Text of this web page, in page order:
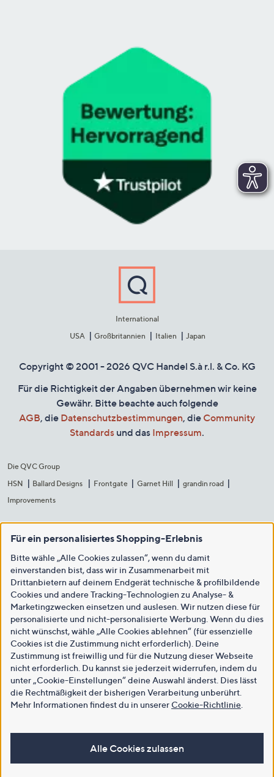
International
USA
Großbritannien Italien Japan
Copyright © 2001 - 2026 QVC Handel S.à r.l. & Co. KG
Für die Richtigkeit der Angaben übernehmen wir keine
Gewähr. Bitte beachte auch folgende
AGB, die Datenschutzbestimmungen, die Community
Standards und das Impressum.
Die QVC Group
HSN
Ballard Designs Frontgate Garnet Hill
grandin road
Improvements
Für ein personalisiertes Shopping-Erlebnis
Bitte wähle „Alle Cookies zulassen“, wenn du damit
einverstanden bist, dass wir in Zusammenarbeit mit
Drittanbietern auf deinem Endgerät technische & profilbildende
Cookies und andere Tracking-Technologien zu Analyse- &
Marketingzwecken einsetzen und auslesen. Wir nutzen diese für
personalisierte und nicht-personalisierte Werbung. Wenn du dies
nicht wünschst, wähle „Alle Cookies ablehnen“ (für essenzielle
Cookies ist die Zustimmung nicht erforderlich). Deine
Zustimmung ist freiwillig und für die Nutzung dieser Webseite
nicht erforderlich. Du kannst sie jederzeit widerrufen, indem du
unter „Cookie-Einstellungen“ deine Auswahl änderst. Dies lässt
die Rechtmäßigkeit der bisherigen Verarbeitung unberührt.
Mehr Informationen findest du in unsererCookie-Richtlinie
Alle Cookies zulassen